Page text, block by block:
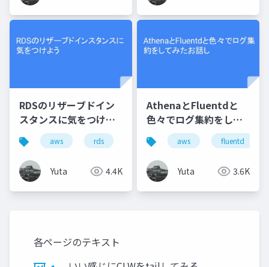
RDSのリザーブドイン
スタンスに気をつけよ
う
aws rds
Yuta 4.4K
AthenaとFluentdと
色々でログ集約をして
みたお話し
aws fluentd
Yuta 3.6K
各ページのテキスト